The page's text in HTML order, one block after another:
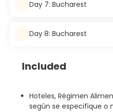
Day 7: Bucharest
Day 8: Bucharest
Included
Hoteles, Régimen
según se especifique o